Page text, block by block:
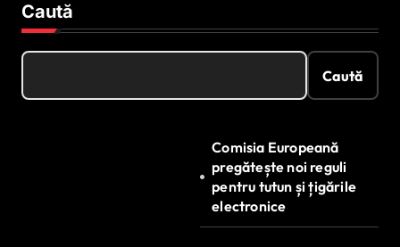
Caută
Caută
Comisia Europeană
pregătește noi reguli
pentru tutun și țigările
electronice